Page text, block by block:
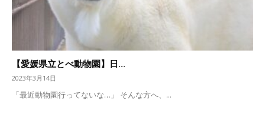
【愛媛県立とべ動物園】日...
2023年3月14日
「最近動物園行ってないな…」 そんな方へ、...